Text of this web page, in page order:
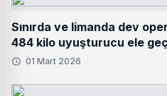
Sınırda ve limanda dev
484 kilo uyuşturucu ele
01 Mart 2026